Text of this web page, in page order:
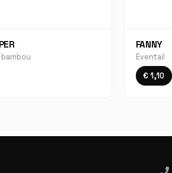
FANNY
Eventail
€ 1,10